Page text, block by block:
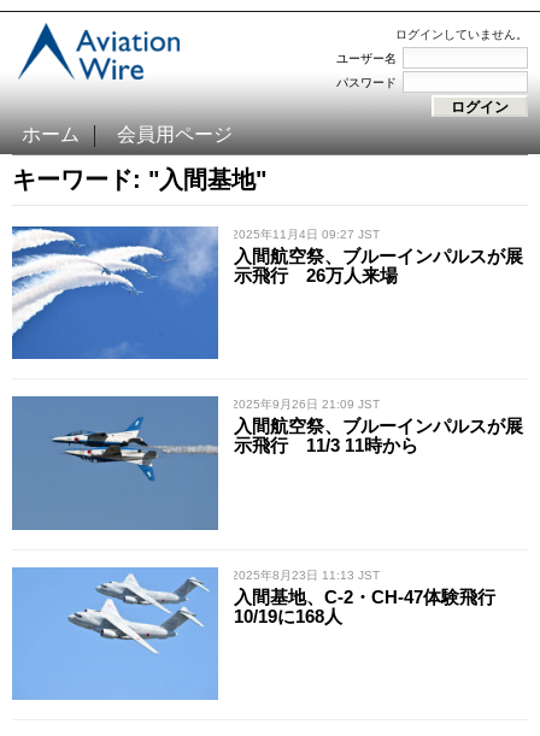
ログインしていません。
ユーザー名
パスワード
ホーム 会員用ページ
キーワード: "入間基地"
/ 2025年11月4日 09:27 JST
入間航空祭、ブルーインパルスが展
示飛行 26万人来場
/ 2025年9月26日 21:09 JST
入間航空祭、ブルーインパルスが展
示飛行 11/3 11時から
/ 2025年8月23日 11:13 JST
入間基地、C-2・CH-47体験飛行
10/19に168人